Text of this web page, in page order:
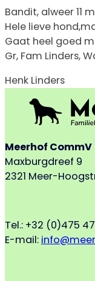
Bandit, alweer 11
Hele lieve
Gaat heel goed
Gr, Fam Linders,
Henk Linders
Meerhof CommV
Maxburgdreef 9
2321 Meer-
Tel.: +32 (0)475
E-mail: